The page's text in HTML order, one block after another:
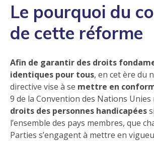
Le pourquoi du
de cette réforme
Afin de garantir des droits
identiques pour tous, en cet ère du
directive vise à se mettre en
9 de la Convention des Nations
droits des personnes handicapées
l’ensemble des pays membres, que
Parties s’engagent à mettre en